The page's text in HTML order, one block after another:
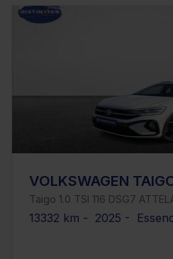
VOLKSWAGEN
Taigo 1.0 TSI 116 DSG7
13332 km - 2025 -